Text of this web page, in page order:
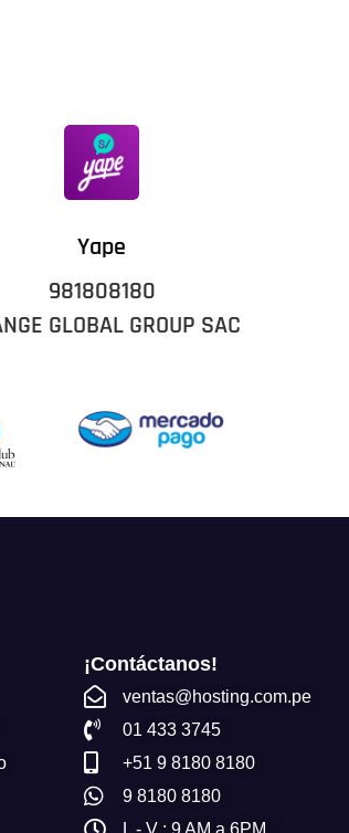
Yape
981808180
GLOBAL GROUP SAC
¡Contáctanos!
ventas@hosting.com.pe
01 433 3745
+51 9 8180 8180
9 8180 8180
L - V : 9 AM a 6PM